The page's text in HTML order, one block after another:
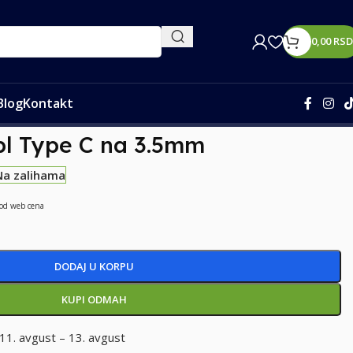
0,00RSD
Kontakt
Type C na 3.5mm
zalihama
web cena
DODAJ U KORPU
KUPI ODMAH
11. avgust – 13. avgust